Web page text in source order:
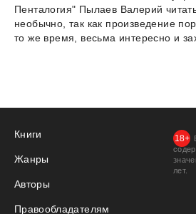
Пенталогия" Пылаев Валерий
необычно, так как произведение
то же время, весьма интересно и
Книги
Жанры
Авторы
Правообладателям
лет.